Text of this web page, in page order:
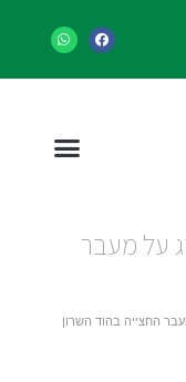
היום: בן 80 נהרג על מעבר